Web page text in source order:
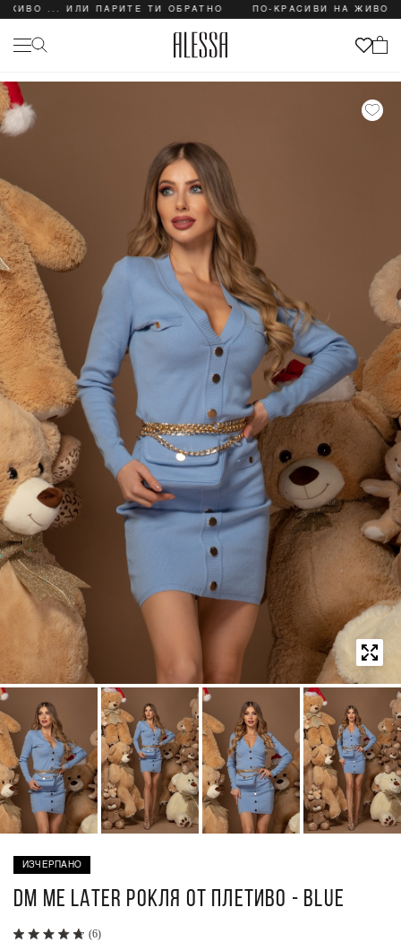
... ИЛИ ПАРИТЕ ТИ ОБРАТНО ПО-КРАСИВИ НА ЖИВО ...
ИЗЧЕРПАНО
DM ME LATER РОКЛЯ ОТ ПЛЕТИВО - BLUE
(6)